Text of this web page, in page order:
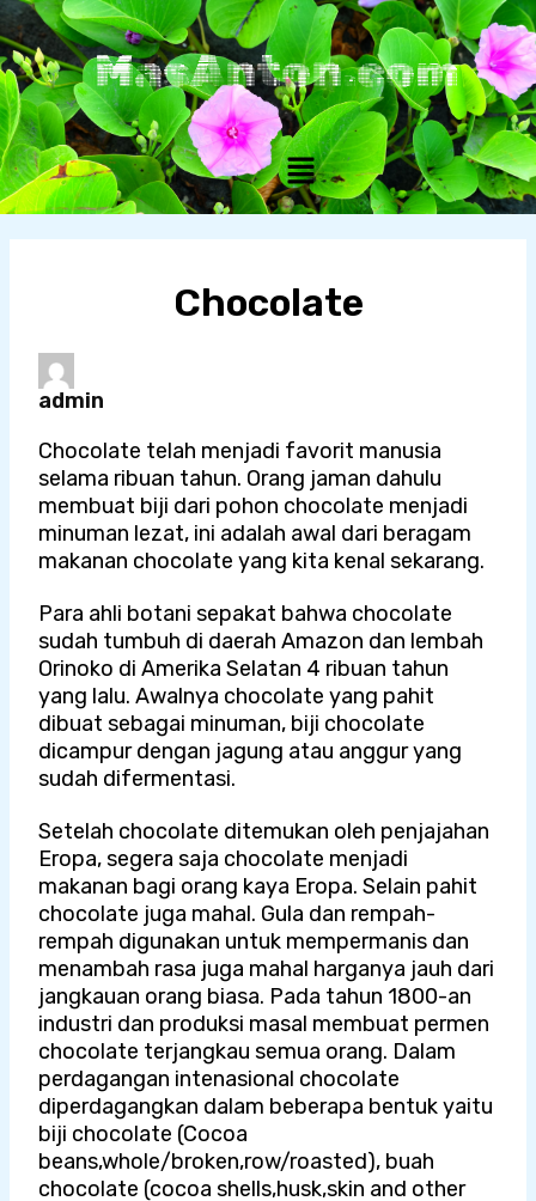
Skip
to
content
MasAnton.com
Menu
Chocolate
admin
Chocolate telah menjadi favorit manusia
selama ribuan tahun. Orang jaman dahulu
membuat biji dari pohon chocolate menjadi
minuman lezat, ini adalah awal dari beragam
makanan chocolate yang kita kenal sekarang.
Para ahli botani sepakat bahwa chocolate
sudah tumbuh di daerah Amazon dan lembah
Orinoko di Amerika Selatan 4 ribuan tahun
yang lalu. Awalnya chocolate yang pahit
dibuat sebagai minuman, biji chocolate
dicampur dengan jagung atau anggur yang
sudah difermentasi.
Setelah chocolate ditemukan oleh penjajahan
Eropa, segera saja chocolate menjadi
makanan bagi orang kaya Eropa. Selain pahit
chocolate juga mahal. Gula dan rempah-
rempah digunakan untuk mempermanis dan
menambah rasa juga mahal harganya jauh dari
jangkauan orang biasa. Pada tahun 1800-an
industri dan produksi masal membuat permen
chocolate terjangkau semua orang. Dalam
perdagangan intenasional chocolate
diperdagangkan dalam beberapa bentuk yaitu
biji chocolate (Cocoa
beans,whole/broken,row/roasted), buah
chocolate (cocoa shells,husk,skin and other